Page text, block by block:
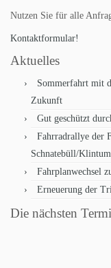
Nutzen Sie für alle
Kontaktformular!
Aktuelles
Sommerfahrt mit
Zukunft
Gut geschützt
Fahrradrallye der
Schnatebüll/Klintum
Fahrplanwechsel
Erneuerung der
Die nächsten